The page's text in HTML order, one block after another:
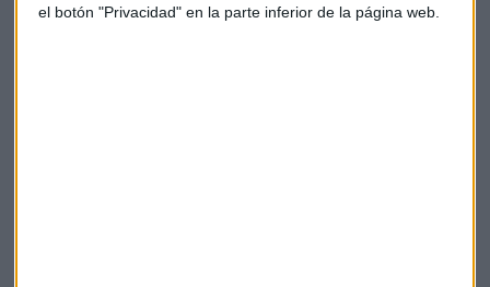
el botón "Privacidad" en la parte inferior de la página web.
Otra de las carencias de los jóvenes es cómo se mueven a la